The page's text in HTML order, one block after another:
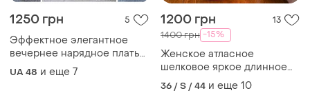
1250 грн 5
Эффектное элегантное
вечернее нарядное платье,
праздничное длинное
шелковое платье макси
UA 48 и еще 7
1200 грн 13
1400 грн -15%
Женское атласное
шелковое яркое длинное
красное платье вечернее
на запах
36 / S / 44 и еще 10